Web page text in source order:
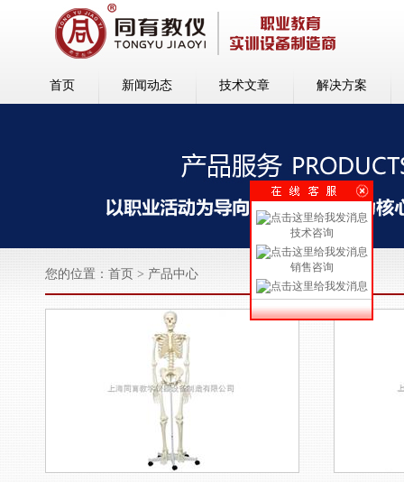
首页 新闻动态 技术文章 解决方案
您的位置： 首页 > 产品中心
技术咨询
销售咨询